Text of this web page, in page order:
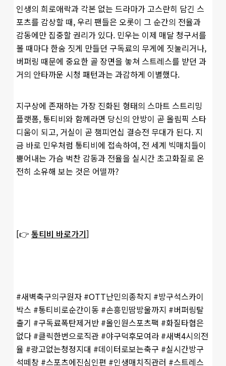
인생의 희로애락과 각본 없는 드라마가 고스란히 담긴 스
포츠를 감상할 때, 우리 팬들은 오롯이 그 순간의 전율과
감동에만 집중할 권리가 있다. 민우는 이제 매달 청구서를
볼 때마다 한숨 짓게 만들던 구독료의 무게에 짓눌리거나,
버퍼링 때문에 중요한 골 장면을 놓쳐 스트레스를 받던 과
거의 안타까운 시청 패턴과는 과감하게 이별했다.
지구상에 존재하는 가장 진화된 형태의 스마트 스트리밍
플랫폼, 통티비와 함께라면 당신의 안방이 곧 올림픽 스타
디움이 되고, 거실이 곧 챔피언십 결승전 무대가 된다. 지
금 바로 민우처럼 통티비에 접속하여, 전 세계 빅매치들이
뿜어내는 가슴 벅찬 감동과 전율을 실시간 초고화질로 온
전히 소유해 보는 것은 어떨까?
[👉 통티비 바로가기]
#새벽축구의구원자 #OTT난민의종착지 #방구석스카이
박스 #통티비로순간이동 #손흥민땀방울까지 #버퍼링탈
출기 #구독료폭탄제거반 #올인원스포츠팩 #화질타협은
없다 #클릭한번으로직관 #야구덕후모여라 #새벽4시의전
율 #광고없는청정지대 #데이터로보는축구 #실시간방구
석떼창 #스포츠에진심인편 #인생매치직관러 #스트레스